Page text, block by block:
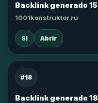
Backlink generado 15
1001konstruktor.ru
SI Abrir
#18
Backlink generado 18